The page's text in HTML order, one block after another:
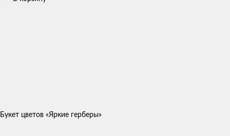
Букет цветов «Яркие герберы»